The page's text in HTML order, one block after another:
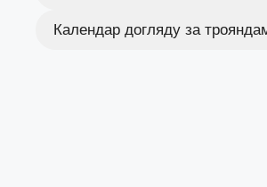
Календар догляду за